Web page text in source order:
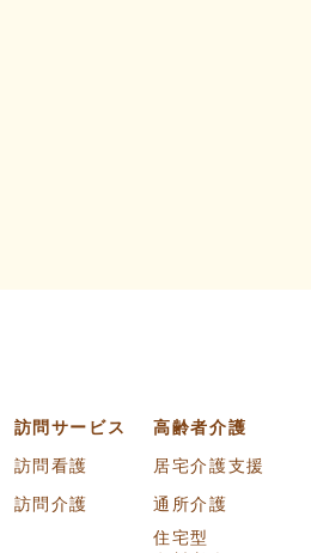
訪問サービス
訪問看護
訪問介護
高齢者介護
居宅介護支援
通所介護
住宅型